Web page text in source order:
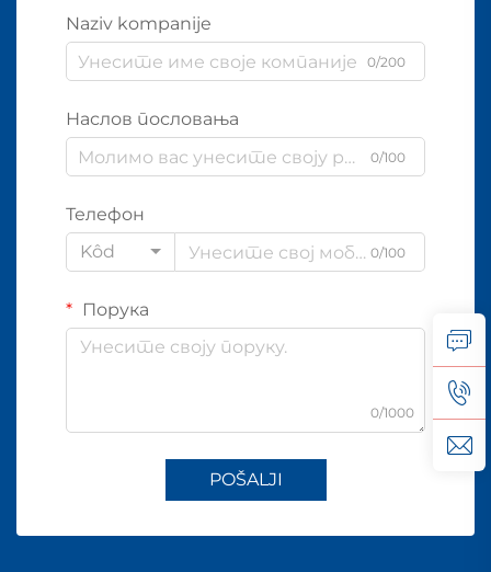
Naziv kompanije
0/200
Наслов пословања
0/100
Телефон
Kôd
0/100
Порука
0/1000
POŠALJI